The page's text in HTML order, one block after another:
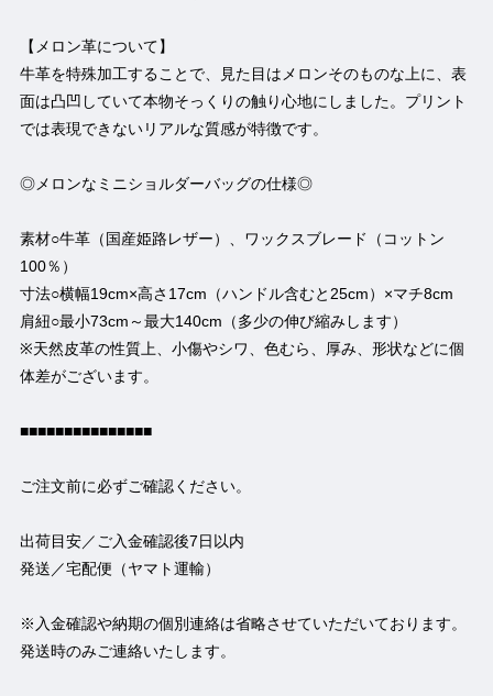
【メロン革について】
牛革を特殊加工することで、見た目はメロンそのものな上に、表
面は凸凹していて本物そっくりの触り心地にしました。プリント
では表現できないリアルな質感が特徴です。
◎メロンなミニショルダーバッグの仕様◎
素材○牛革（国産姫路レザー）、ワックスブレード（コットン
100％）
寸法○横幅19cm×高さ17cm（ハンドル含むと25cm）×マチ8cm
肩紐○最小73cm～最大140cm（多少の伸び縮みします）
※天然皮革の性質上、小傷やシワ、色むら、厚み、形状などに個
体差がございます。
■■■■■■■■■■■■■■■
ご注文前に必ずご確認ください。
出荷目安／ご入金確認後7日以内
発送／宅配便（ヤマト運輸）
※入金確認や納期の個別連絡は省略させていただいております。
発送時のみご連絡いたします。